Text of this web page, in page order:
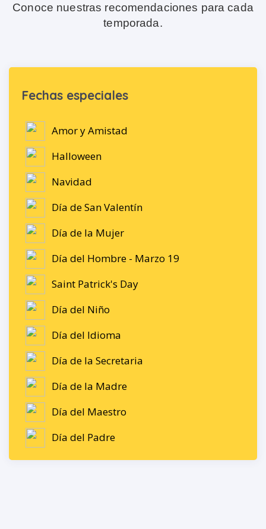
Conoce nuestras recomendaciones para cada
temporada.
Fechas especiales
Amor y Amistad
Halloween
Navidad
Día de San Valentín
Día de la Mujer
Día del Hombre - Marzo 19
Saint Patrick's Day
Día del Niño
Día del Idioma
Día de la Secretaria
Día de la Madre
Día del Maestro
Día del Padre